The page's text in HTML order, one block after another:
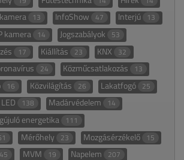
13 InfoShow 47 Interjú 13
kamera 14 Jogszabályok 53
17 Kiállítás 23 KNX 32
24 Közműcsatlakozás 13
16 Közvilágítás 26 Lakatfogó 25
LED 138 Madárvédelem 14
energetika 111
Mérőhely 23 Mozgásérzékelő 15
45 MVM 19 Napelem 207